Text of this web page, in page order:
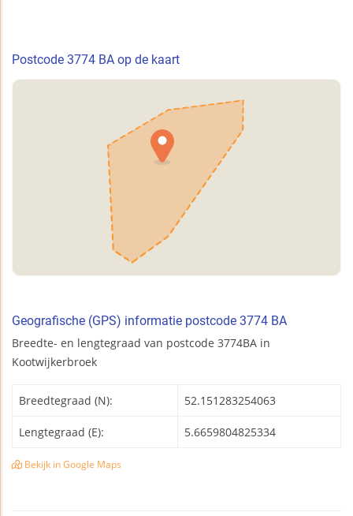
Postcode 3774 BA op de kaart
Geografische (GPS) informatie postcode 3774 BA
Breedte- en lengtegraad van postcode 3774BA in
Kootwijkerbroek
Breedtegraad (N): 52.151283254063
Lengtegraad (E): 5.6659804825334
Bekijk in Google Maps